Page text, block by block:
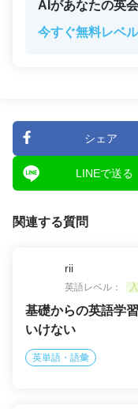
AIがあなたの英
今すぐ無料レベ
シェア
LINEで送る
関連する質問
rii
英語レベル：
基礎からの英語学
いけない
英単語・語彙